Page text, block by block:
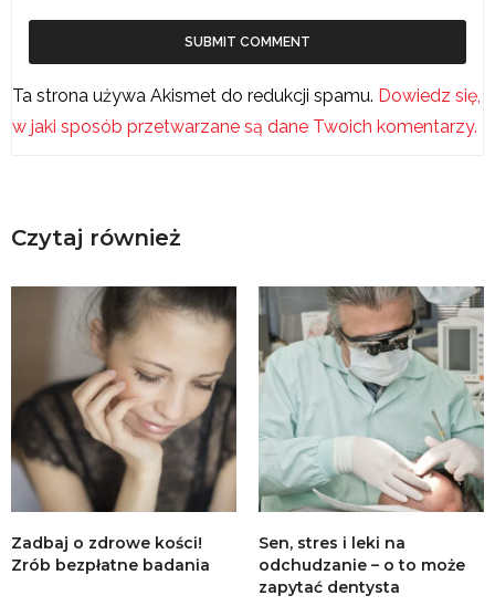
Ta strona używa Akismet do redukcji spamu. Dowiedz się,
w jaki sposób przetwarzane są dane Twoich komentarzy.
Czytaj również
Zadbaj o zdrowe kości!
Zrób bezpłatne badania
Sen, stres i leki na
odchudzanie – o to może
zapytać dentysta